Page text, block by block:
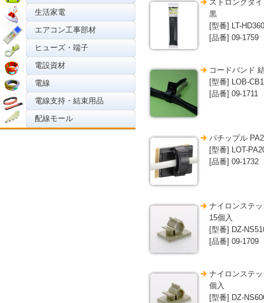
生活家電
エアコン工事部材
ヒューズ・端子
電設資材
電線
電線支持・結束用品
配線モール
ストロングタ
黒
[型番] LT-
[品番] 09-1759
コードバンド
[型番] LOB-
[品番] 09-1711
パチップル
[型番] LOT-
[品番] 09-1732
ナイロンステ
15個入
[型番] DZ-
[品番] 09-1709
ナイロンステ
個入
[型番] DZ-